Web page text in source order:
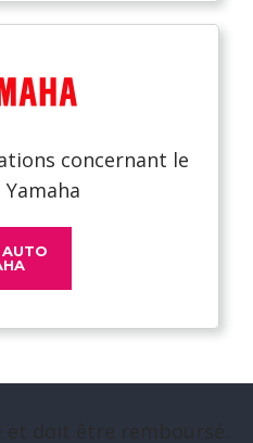
concernant le